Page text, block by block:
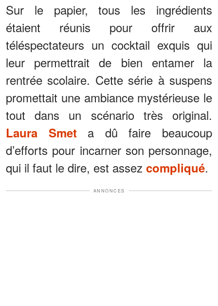
Sur le papier, tous les ingrédients
étaient réunis pour offrir aux
téléspectateurs un cocktail exquis qui
leur permettrait de bien entamer la
rentrée scolaire. Cette série à suspens
promettait une ambiance mystérieuse le
tout dans un scénario très original.
Laura Smeta dû faire beaucoup
d’efforts pour incarner son personnage,
qui il faut le dire, est assez compliqué.
ANNONCES